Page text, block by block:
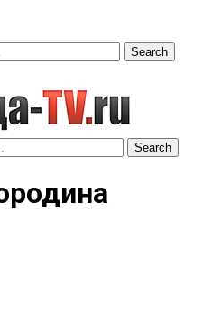
Search
Search